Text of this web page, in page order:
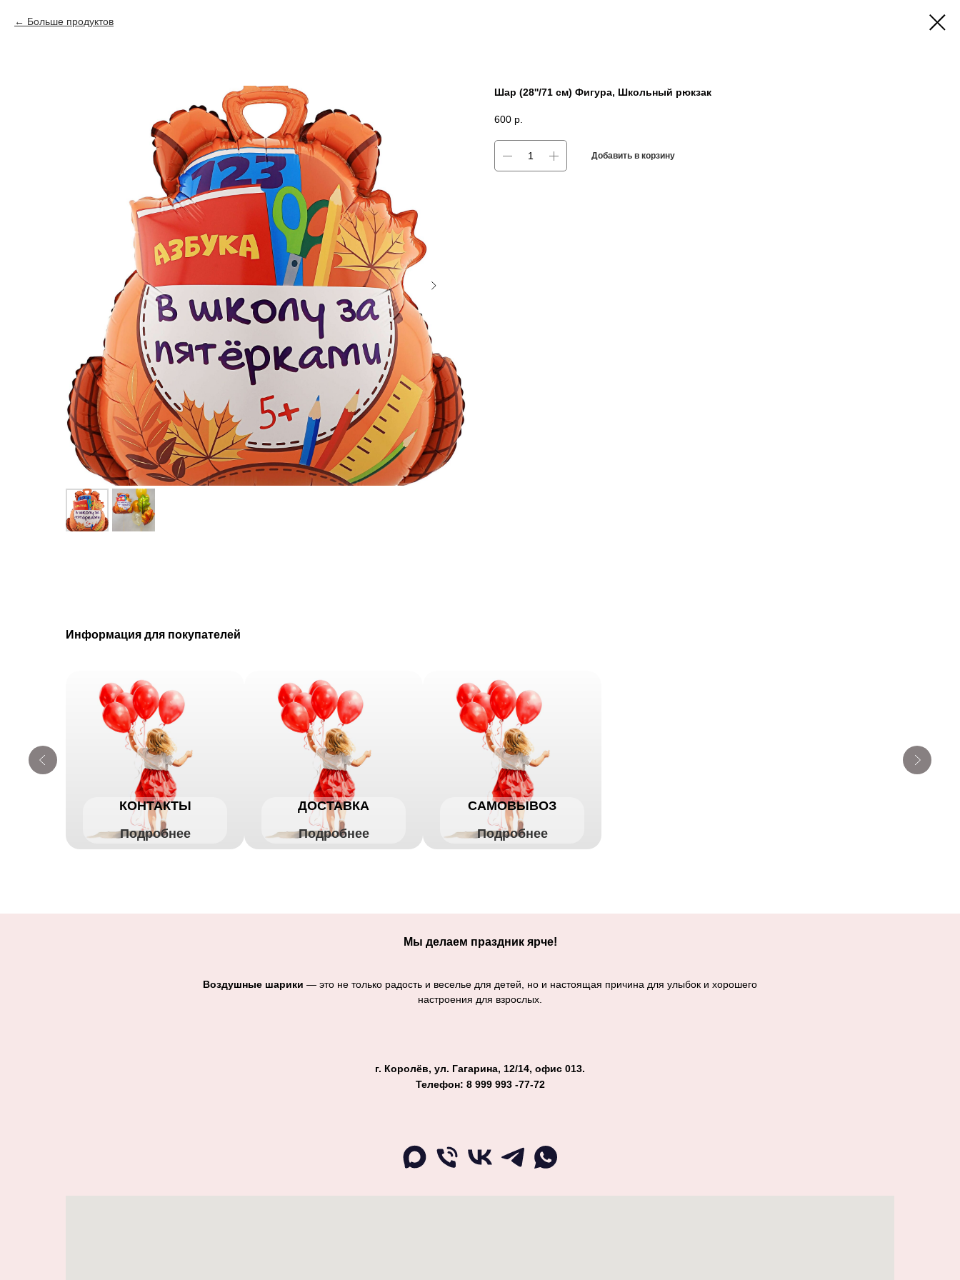
Больше продуктов
Шар (28''/71 см) Фигура, Школьный рюкзак
600 р.
Добавить в корзину
Информация для покупателей
КОНТАКТЫ
Подробнее
ДОСТАВКА
Подробнее
САМОВЫВОЗ
Подробнее
Мы делаем праздник ярче!
Воздушные шарики — это не только радость и веселье для детей, но и настоящая причина для улыбок и хорошего
настроения для взрослых.
г. Королёв, ул. Гагарина, 12/14, офис 013.
Телефон: 8 999 993 -77-72